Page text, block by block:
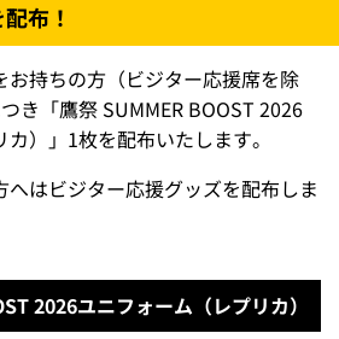
布！
お持ちの方（ビジター応援席を除
き「鷹祭 SUMMER BOOST 2026
）」1枚を配布いたします。
へはビジター応援グッズを配布しま
2026ユニフォーム（レプリカ）